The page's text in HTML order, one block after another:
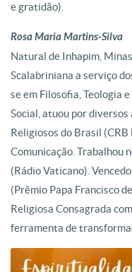
e gratidão).
Rosa Maria Martins-Silva
Natural de Inhapim,
Scalabriniana a serviço
se em Filosofia, Teologia
Social, atuou por diversos
Religiosos do Brasil
Comunicação. Trabalhou
(Rádio Vaticano).
(Prêmio Papa Francisco
Religiosa Consagrada
ferramenta de